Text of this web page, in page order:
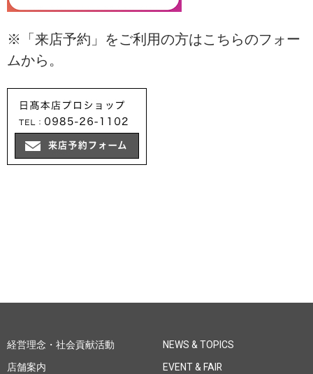
※「来店予約」をご利用の方はこちらのフォー
ムから。
経営理念・社会貢献活動
店舗案内
NEWS & TOPICS
EVENT & FAIR